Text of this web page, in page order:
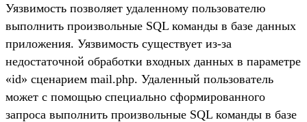
Уязвимость позволяет удаленному пользователю
выполнить произвольные SQL команды в базе данных
приложения. Уязвимость существует из-за
недостаточной обработки входных данных в параметре
«id» сценарием mail.php. Удаленный пользователь
может с помощью специально сформированного
запроса выполнить произвольные SQL команды в базе